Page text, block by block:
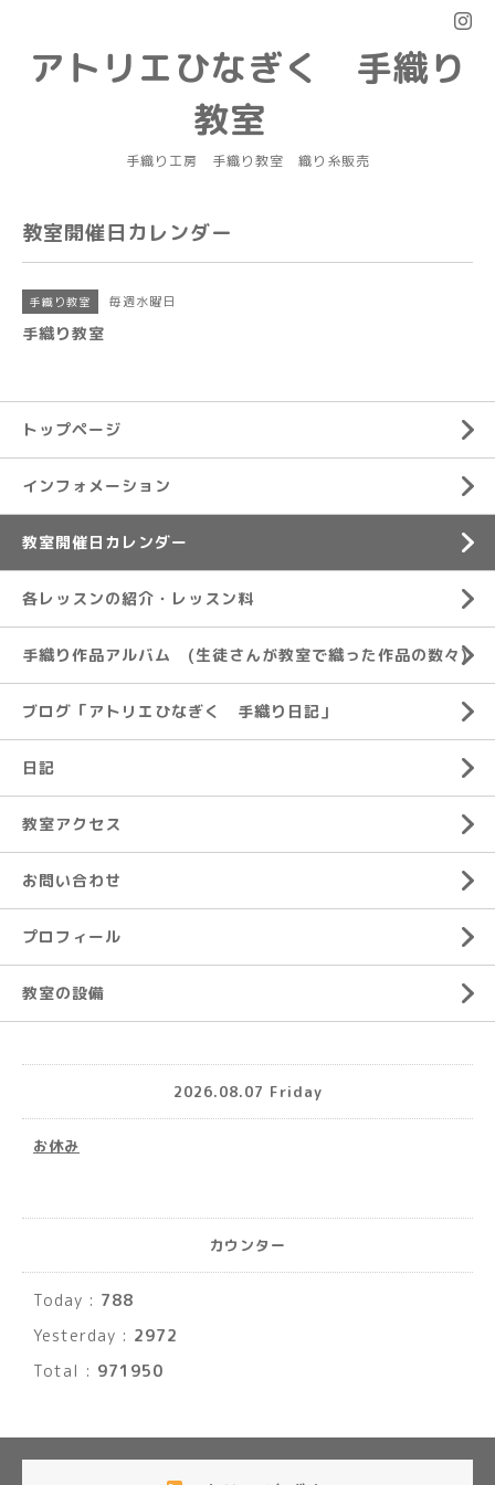
アトリエひなぎく 手織り
教室
手織り工房 手織り教室 織り糸販売
教室開催日カレンダー
手織り教室 毎週水曜日
手織り教室
トップページ
インフォメーション
教室開催日カレンダー
各レッスンの紹介・レッスン料
手織り作品アルバム (生徒さんが教室で織った作品の数々)
ブログ「アトリエひなぎく 手織り日記」
日記
教室アクセス
お問い合わせ
プロフィール
教室の設備
2026.08.07 Friday
お休み
カウンター
Today : 788
Yesterday : 2972
Total : 971950